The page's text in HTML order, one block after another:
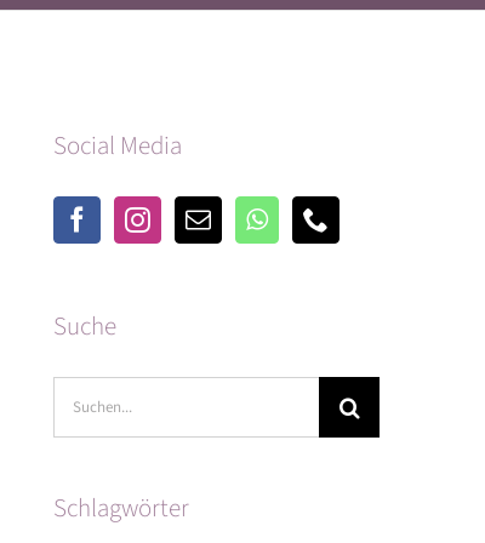
Social Media
Suche
nach:
Schlagwörter